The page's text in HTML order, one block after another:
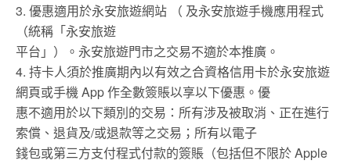
3. 優惠適用於永安旅遊網站 （ 及永安旅遊手機應用程式
（統稱「永安旅遊
平台」）。永安旅遊門市之交易不適於本推廣。
4. 持卡人須於推廣期內以有效之合資格信用卡於永安旅遊
網頁或手機 App 作全數簽賬以享以下優惠。優
惠不適用於以下類別的交易：所有涉及被取消、正在進行
索償、退貨及/或退款等之交易；所有以電子
錢包或第三方支付程式付款的簽賬（包括但不限於 Apple